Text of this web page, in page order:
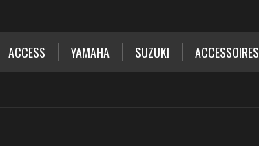
ACCESS YAMAHA SUZUKI ACCESSOIRES